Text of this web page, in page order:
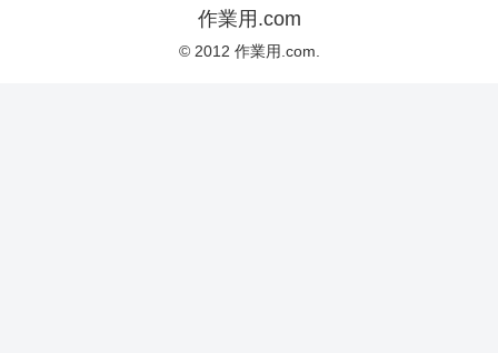
作業用.com
© 2012 作業用.com.